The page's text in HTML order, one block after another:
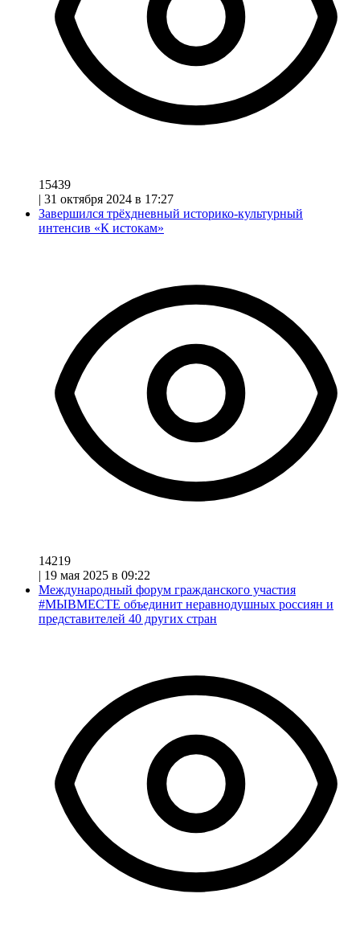
15439
| 31 октября 2024 в 17:27
Завершился трёхдневный историко-культурный
интенсив «К истокам»
14219
| 19 мая 2025 в 09:22
Международный форум гражданского участия
#МЫВМЕСТЕ объединит неравнодушных россиян и
представителей 40 других стран